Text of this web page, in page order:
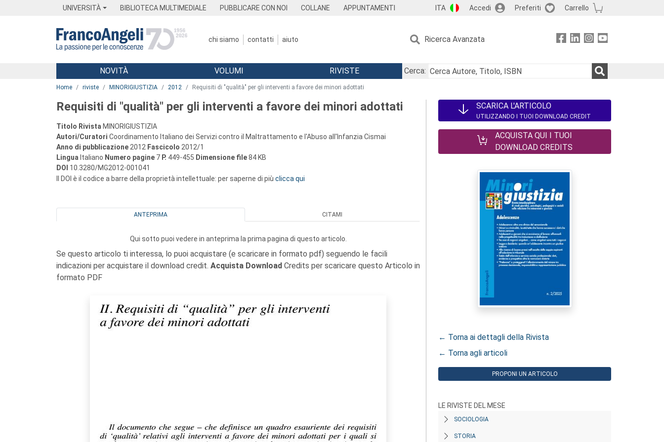
UNIVERSITÀ BIBLIOTECA MULTIMEDIALE PUBBLICARE CON NOI COLLANE APPUNTAMENTI ITA Accedi Preferiti Carrello
chi siamo contatti aiuto Ricerca Avanzata
Menu
NOVITÀ VOLUMI RIVISTE
Cerca:
Home riviste MINORIGIUSTIZIA 2012 Requisiti di "qualità" per gli interventi a favore dei minori adottati
Requisiti di "qualità" per gli interventi a favore dei minori adottati
Titolo Rivista MINORIGIUSTIZIA
Autori/Curatori Coordinamento Italiano dei Servizi contro il Maltrattamento e l'Abuso all'Infanzia Cismai
Anno di pubblicazione 2012 Fascicolo 2012/1
Lingua Italiano Numero pagine 7 P. 449-455 Dimensione file84 KB
DOI 10.3280/MG2012-001041
Il DOI è il codice a barre della proprietà intellettuale: per saperne di più clicca qui
ANTEPRIMA CITAMI
Qui sotto puoi vedere in anteprima la prima pagina di questo articolo.
Se questo articolo ti interessa, lo puoi acquistare (e scaricare in formato pdf) seguendo le facili
indicazioni per acquistare il download credit. Acquista Download Credits per scaricare questo Articolo in
formato PDF
SCARICA L'ARTICOLO
UTILIZZANDO I TUOI DOWNLOAD CREDIT
ACQUISTA QUI I TUOI
DOWNLOAD CREDITS
← Torna ai dettagli della Rivista
← Torna agli articoli
PROPONI UN ARTICOLO
LE RIVISTE DEL MESE
SOCIOLOGIA
STORIA